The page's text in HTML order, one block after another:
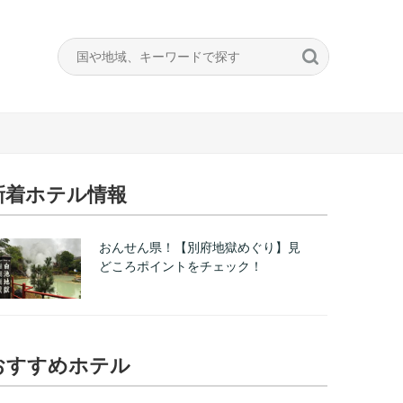
着ホテル情報
おんせん県！【別府地獄めぐり】見
どころポイントをチェック！
すすめホテル